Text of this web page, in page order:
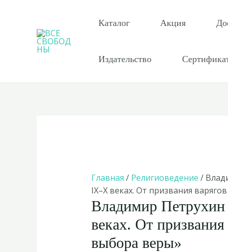
содержимому
Каталог Акция
Издательство
Главная / Религиоведение /
IX–X веках. От призвания
Владимир
веках. От призвания
выбора веры»